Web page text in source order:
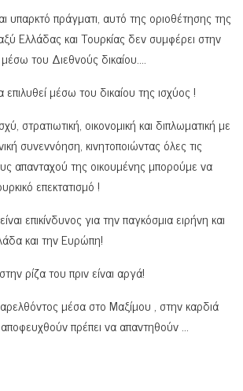
υπαρκτό πράγματι, αυτό της οριοθέτησης της
Ελλάδας και Τουρκίας δεν συμφέρει στην
του Διεθνούς δικαίου….
επιλυθεί μέσω του δικαίου της ισχύος !
στρατιωτική, οικονομική και διπλωματική με
συνεννόηση, κινητοποιώντας όλες τις
απανταχού της οικουμένης μπορούμε να
επεκτατισμό !
επικίνδυνος για την παγκόσμια ειρήνη και
και την Ευρώπη!
ρίζα του πριν είναι αργά!
μέσα στο Μαξίμου , στην καρδιά
πρέπει να απαντηθούν …